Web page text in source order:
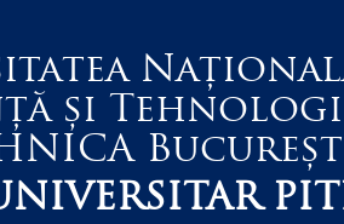
și